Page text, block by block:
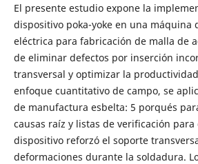
El presente estudio expone la
dispositivo poka-yoke en una máquina
eléctrica para fabricación de malla de
de eliminar defectos por inserción
transversal y optimizar la
enfoque cuantitativo de campo, se
de manufactura esbelta: 5 porqués
causas raíz y listas de verificación para
dispositivo reforzó el soporte
deformaciones durante la soldadura.